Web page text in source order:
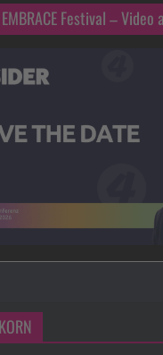
Festival – Video